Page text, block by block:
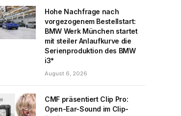
Hohe Nachfrage nach
vorgezogenem Bestellstart:
BMW Werk München startet
mit steiler Anlaufkurve die
Serienproduktion des BMW
i3*
August 6, 2026
CMF präsentiert Clip Pro:
Open-Ear-Sound im Clip-